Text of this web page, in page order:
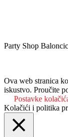
Party Shop
Ova web stranica
iskustvo. Proučite
Postavke
Kolačići i politika